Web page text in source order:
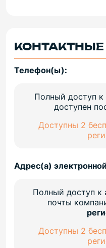
Телефон(ы):
Полный доступ
доступен
Доступны 2
Адрес(а)
Полный доступ к
почты
Доступны 2